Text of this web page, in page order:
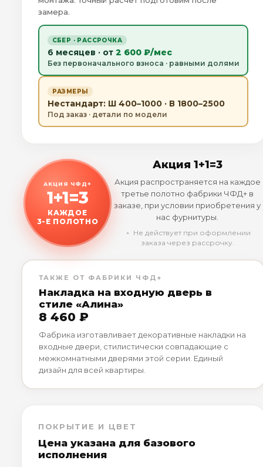
замера.
СБЕР · РАССРОЧКА
6 месяцев · от 2 600 ₽/мес
Без первоначального взноса · равными долями
РАЗМЕРЫ
Нестандарт: Ш 400–1000 · В 1800–2500
Под заказ · детали по модели
АКЦИЯ ЧФД+
1+1=3
КАЖДОЕ
3-Е ПОЛОТНО
Акция 1+1=3
Акция распространяется на каждое
третье полотно фабрики ЧФД+ в
заказе, при условии приобретения у
нас фурнитуры.
﹡ Не действует при оформлении
заказа через рассрочку.
ТАКЖЕ ОТ ФАБРИКИ ЧФД+
Накладка на входную дверь в
стиле «Алина»
8 460 ₽
Фабрика изготавливает декоративные накладки на
входные двери, стилистически совпадающие с
межкомнатными дверями этой серии. Единый
дизайн для всей квартиры.
ПОКРЫТИЕ И ЦВЕТ
Цена указана для базового
исполнения